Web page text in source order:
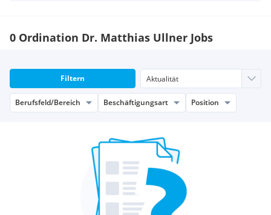
0 Ordination Dr. Matthias Ullner Jobs
Filtern
Berufsfeld/Bereich Beschäftigungsart Position